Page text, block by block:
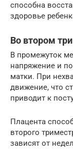
способна
здоровье
Во втором
В промежуток
напряжение и
матки. При
движение, что
приводит к
Плацента
второго
зависят от